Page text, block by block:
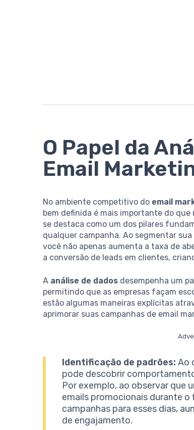
O Papel da
Email
No ambiente competitivo do email
bem definida é mais importante do que
se destaca como um dos pilares
qualquer campanha. Ao segmentar
você não apenas aumenta a taxa de
a conversão de leads em clientes,
A análise de dados desempenha um
permitindo que as empresas façam
estão algumas maneiras explícitas
aprimorar suas campanhas de email
Identificação de padrões: Ao
pode descobrir
Por exemplo, ao observar que
emails promocionais durante o
campanhas para esses dias,
de engajamento.